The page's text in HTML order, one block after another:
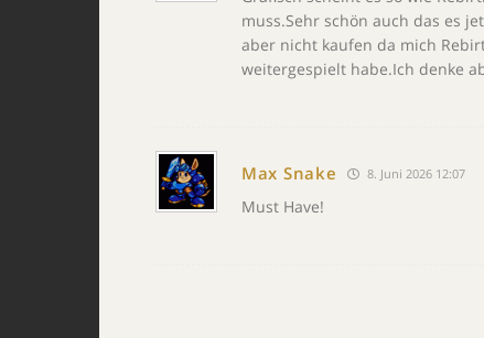
muss.Sehr schön auch das es
aber nicht kaufen da mich
weitergespielt habe.Ich denke
Max Snake 8. Juni 2026 12:07
Must Have!